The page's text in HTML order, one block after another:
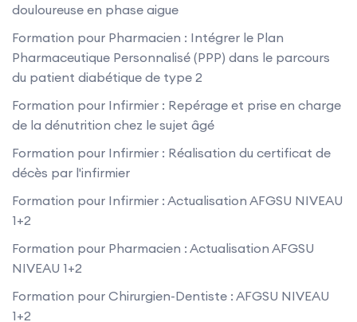
douloureuse en phase aigue
Formation pour Pharmacien : Intégrer le Plan
Pharmaceutique Personnalisé (PPP) dans le parcours
du patient diabétique de type 2
Formation pour Infirmier : Repérage et prise en charge
de la dénutrition chez le sujet âgé
Formation pour Infirmier : Réalisation du certificat de
décès par l'infirmier
Formation pour Infirmier : Actualisation AFGSU NIVEAU
1+2
Formation pour Pharmacien : Actualisation AFGSU
NIVEAU 1+2
Formation pour Chirurgien-Dentiste : AFGSU NIVEAU
1+2